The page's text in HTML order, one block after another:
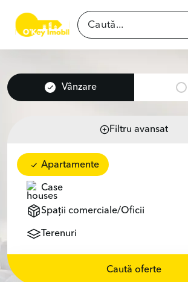
Vânzare
Filtru avansat
Apartamente
Case
Spații comerciale/Oficii
Terenuri
Caută oferte